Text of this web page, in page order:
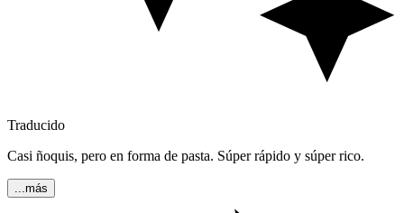
Traducido
Casi ñoquis, pero en forma de pasta. Súper rápido y súper rico.
...más